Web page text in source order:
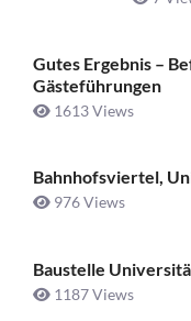
Gutes Ergebnis –
Gästeführungen
1613 Views
Bahnhofsviertel,
976 Views
Baustelle
1187 Views